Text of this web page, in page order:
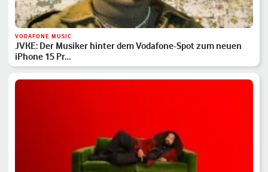
VODAFONE MUSIC
JVKE: Der Musiker hinter dem Vodafone-Spot zum neuen
iPhone 15 Pr…